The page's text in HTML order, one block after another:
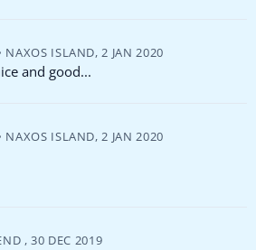
NAXOS ISLAND, 2 JAN 2020
and good...
NAXOS ISLAND, 2 JAN 2020
, 30 DEC 2019